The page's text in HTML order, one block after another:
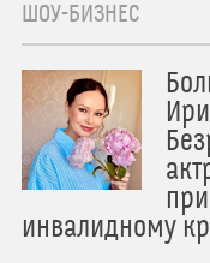
ШОУ-БИЗНЕС
инвалидному